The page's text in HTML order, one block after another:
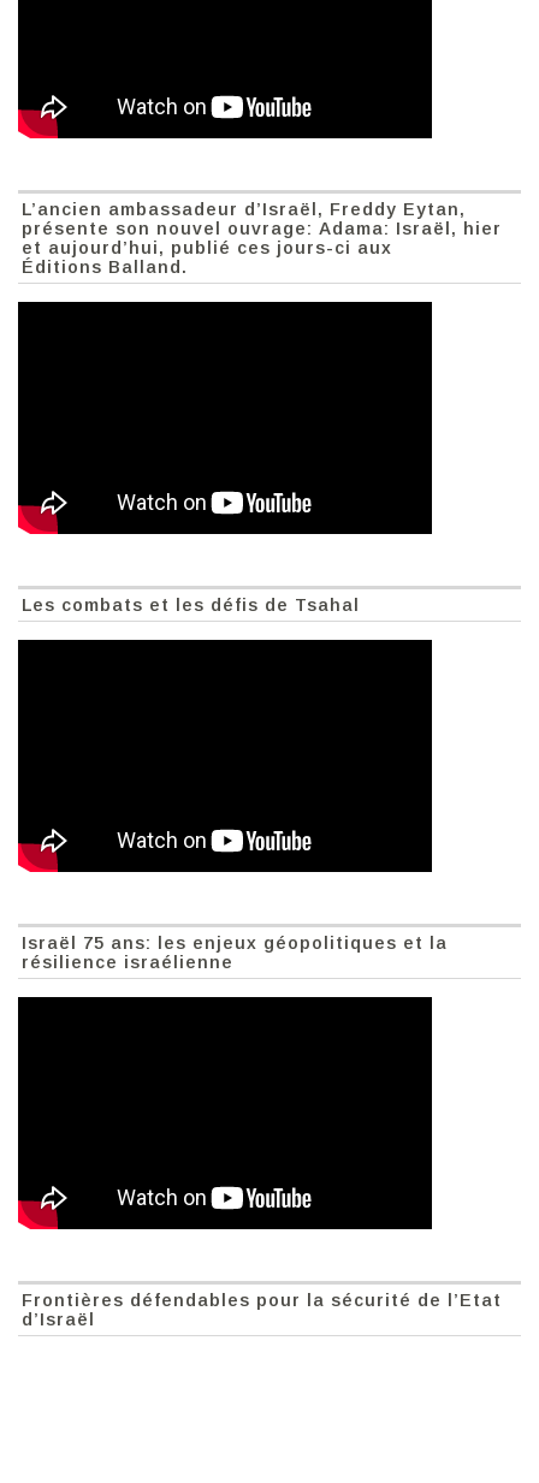
L’ancien ambassadeur d’Israël, Freddy Eytan,
présente son nouvel ouvrage: Adama: Israël, hier
et aujourd’hui, publié ces jours-ci aux
Éditions Balland.
Les combats et les défis de Tsahal
Israël 75 ans: les enjeux géopolitiques et la
résilience israélienne
Frontières défendables pour la sécurité de l’Etat
d’Israël